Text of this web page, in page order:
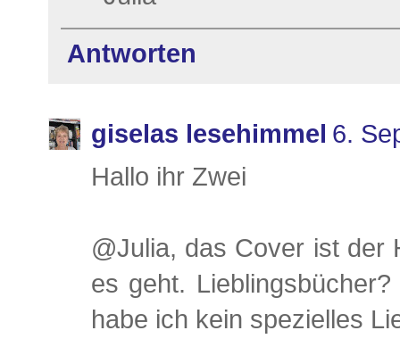
Antworten
giselas lesehimmel 6.
Hallo ihr Zwei
@Julia, das Cover ist der
es geht.
habe ich kein spezielles